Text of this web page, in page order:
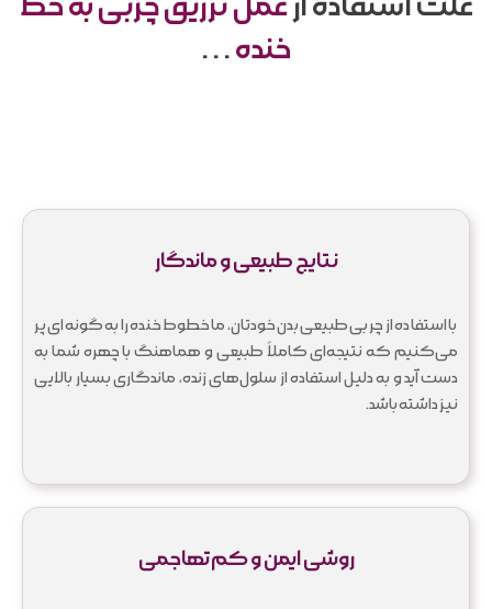
خنده. . .
نتایج طبیعی و ماندگار
با استفاده از چربی طبیعی بدن خودتان، ما خطوط خنده را به گونه‌ای پر
می‌کنیم که نتیجه‌ای کاملاً طبیعی و هماهنگ با چهره شما به
دست آید و به دلیل استفاده از سلول‌های زنده، ماندگاری بسیار بالایی
نیز داشته باشد.
روشی ایمن و کم‌تهاجمی